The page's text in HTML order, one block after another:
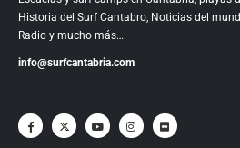
Historia del Surf Cantabro, Noticias del
Radio y mucho más…
info@surfcantabria.com